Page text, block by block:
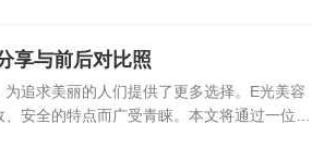
享与前后对比照
追求美丽的人们提供了更多选择。E光美容
安全的特点而广受青睐。本文将通过一位真
其带来的显著效果。背景介绍李小姐，35